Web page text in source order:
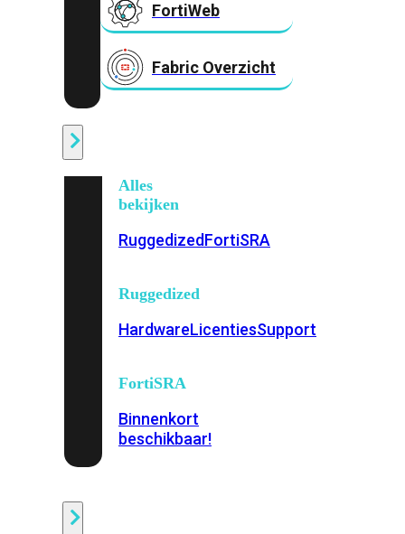
FortiWeb
Fabric Overzicht
Alles
bekijken
RuggedizedFortiSRA
Ruggedized
HardwareLicentiesSupport
FortiSRA
Binnenkort
beschikbaar!